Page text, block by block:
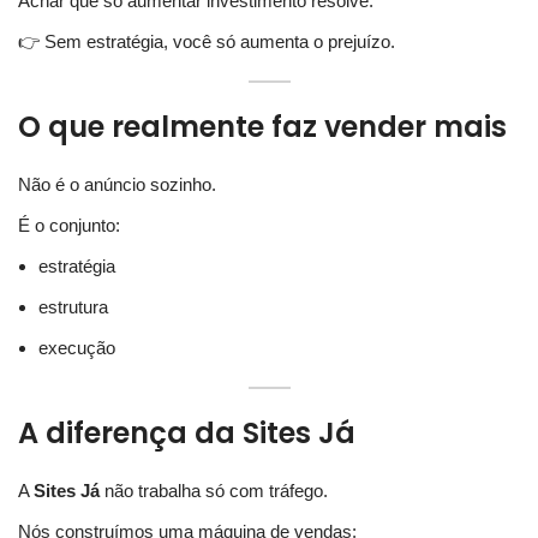
👉 Sem estratégia, você só aumenta o prejuízo.
O que realmente faz vender mais
Não é o anúncio sozinho.
É o conjunto:
estratégia
estrutura
execução
A diferença da Sites Já
ASites Jánão trabalha só com tráfego.
Nós construímos uma máquina de vendas: